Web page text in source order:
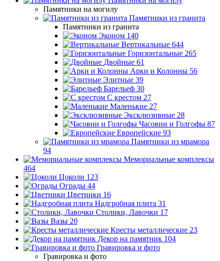
Памятники на могилу
Памятники из гранита
Памятники из гранита
Эконом 140
Вертикальные 644
Горизонтальные 265
Двойные 61
Арки и Колонны 56
Элитные 39
Барельеф 30
С крестом 27
Маленькие 27
Эксклюзивные 28
Часовни и Голгофы 87
Европейские 93
Памятники из мрамора
94
Мемориальные комплексы
464
Цоколи 123
Ограды 44
Цветники 16
Надгробная плита 31
Столики, Лавочки 17
Вазы 20
Кресты металлические 23
Декор на памятник 104
Гравировка и фото
Гравировка и фото